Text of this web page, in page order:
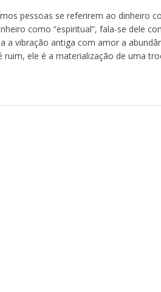
pessoas se referirem ao dinheiro
como “espiritual”, fala-se dele
a vibração antiga com amor a
ruim, ele é a materialização de uma